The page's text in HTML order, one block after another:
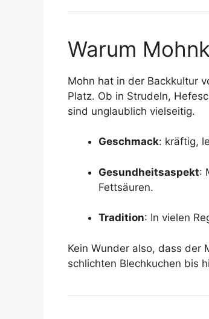
Warum
Mohn hat in der Backkultur
Platz. Ob in Strudeln,
sind unglaublich vielseitig.
Geschmack: kräftig,
Gesundheitsaspekt:
Fettsäuren.
Tradition: In vielen
Kein Wunder also, dass der
schlichten Blechkuchen bis